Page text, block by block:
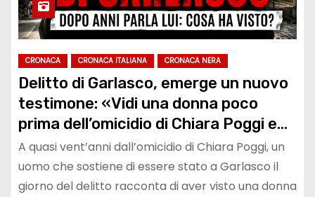
CRONACA CRONACA ITALIANA CRONACA NERA
Delitto di Garlasco, emerge un nuovo
testimone: «Vidi una donna poco
prima dell’omicidio di Chiara Poggi e
poi ricevetti minacce»
A quasi vent’anni dall’omicidio di Chiara Poggi, un
uomo che sostiene di essere stato a Garlasco il
giorno del delitto racconta di aver visto una donna